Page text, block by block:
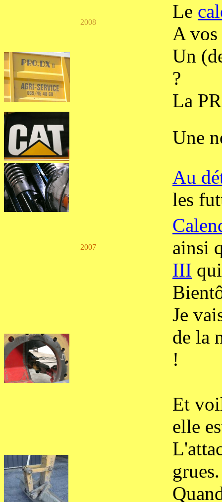
2008
Le
A vos
Un
?
La
Une
Au
les
2007
ainsi
III
Je
de la
!
Et
elle
grues.